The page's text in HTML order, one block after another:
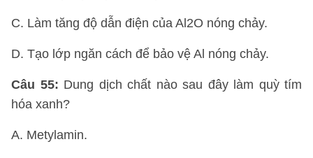
C. Làm tăng độ dẫn điện của Al2O nóng chảy.
D. Tạo lớp ngăn cách để bảo vệ Al nóng chảy.
Câu 55: Dung dịch chất nào sau đây làm quỳ tím
hóa xanh?
A. Metylamin.